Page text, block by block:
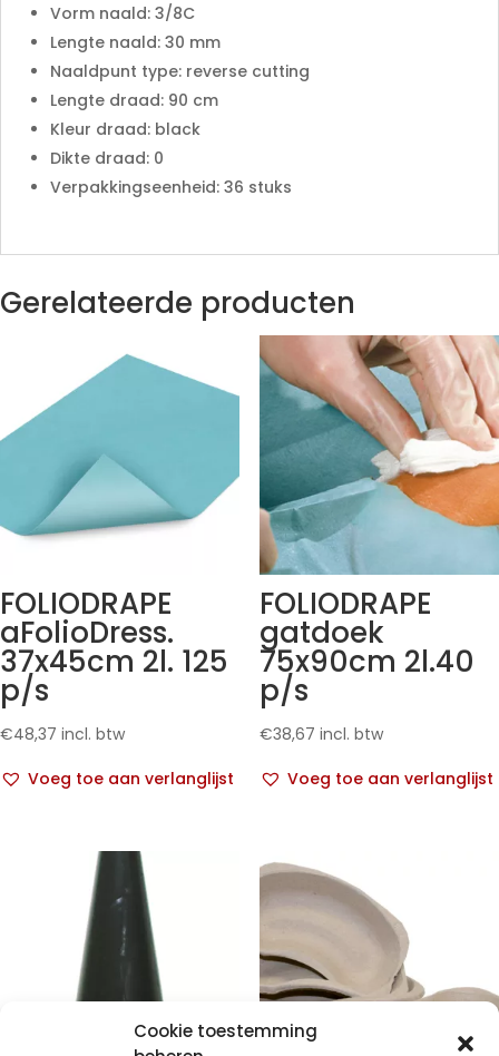
Cookie toestemming
Vorm naald: 3/8C
Lengte naald: 30 mm
Naaldpunt type: reverse cutting
Lengte draad: 90 cm
Kleur draad: black
Dikte draad: 0
Verpakkingseenheid: 36 stuks
Gerelateerde producten
FOLIODRAPE
aFolioDress.
37x45cm 2l. 125
p/s
€48,37 incl. btw
Voeg toe aan verlanglijst
FOLIODRAPE
gatdoek
75x90cm 2l.40
p/s
€38,67 incl. btw
Voeg toe aan verlanglijst